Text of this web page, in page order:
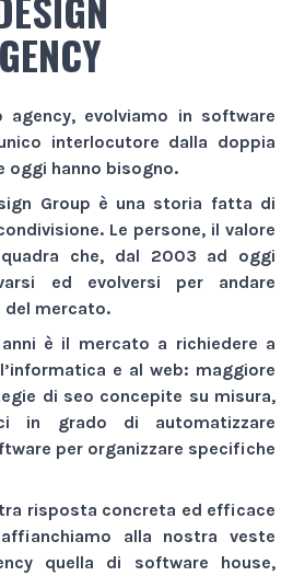
agency, evolviamo in software
interlocutore dalla doppia
oggi hanno bisogno.
Group è una storia fatta di
Le persone, il valore
che, dal 2003 ad oggi
ed evolversi per andare
del mercato.
è il mercato a richiedere a
e al web: maggiore
di seo concepite su misura,
in grado di automatizzare
per organizzare specifiche
risposta concreta ed efficace
alla nostra veste
quella di software house,